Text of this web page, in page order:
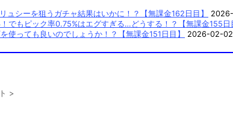
ュシーを狙うガチャ結果はいかに！？【無課金162日目】
でもピック率0.75%はエグすぎる…どうする！？【無課金155日
使っても良いのでしょうか！？【無課金151日目】
2026-02-02
>